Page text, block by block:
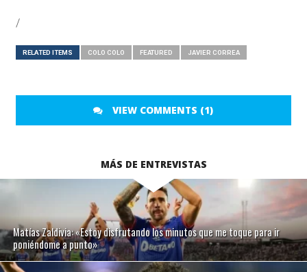
/
RELATED ITEMS COLO COLO FEATURED JAVIER CORREA
VIEW COMMENTS (1)
MÁS DE ENTREVISTAS
Matías Zaldivia: «Estoy disfrutando los minutos que me toque para ir
poniéndome a punto»